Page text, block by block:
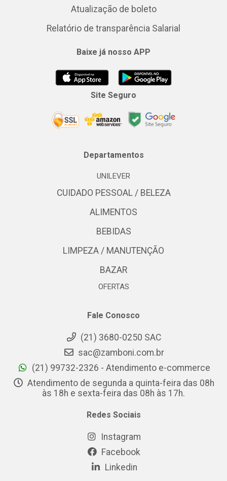
Atualização de boleto
Relatório de transparência Salarial
Baixe já nosso APP
Site Seguro
Departamentos
UNILEVER
CUIDADO PESSOAL / BELEZA
ALIMENTOS
BEBIDAS
LIMPEZA / MANUTENÇÃO
BAZAR
OFERTAS
Fale Conosco
(21) 3680-0250 SAC
sac@zamboni.com.br
(21) 99732-2326 - Atendimento e-commerce
Atendimento de segunda a quinta-feira das 08h
às 18h e sexta-feira das 08h às 17h.
Redes Sociais
Instagram
Facebook
Linkedin